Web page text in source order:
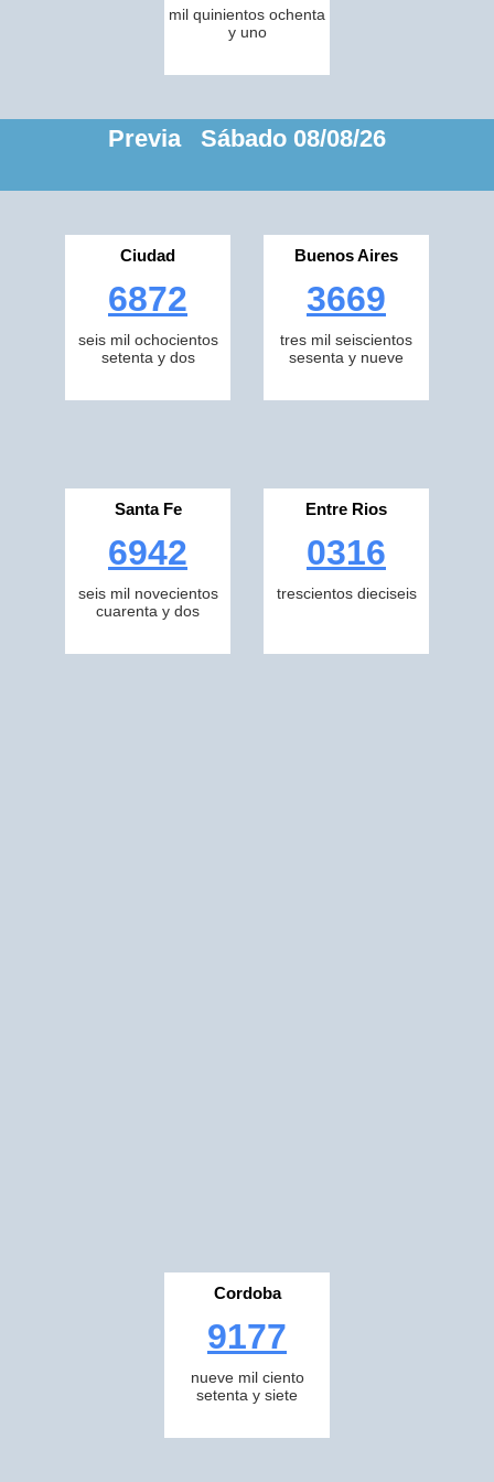
mil quinientos ochenta
y uno
Previa Sábado 08/08/26
Ciudad
6872
seis mil ochocientos
setenta y dos
Buenos Aires
3669
tres mil seiscientos
sesenta y nueve
Santa Fe
6942
seis mil novecientos
cuarenta y dos
Entre Rios
0316
trescientos dieciseis
Cordoba
9177
nueve mil ciento
setenta y siete